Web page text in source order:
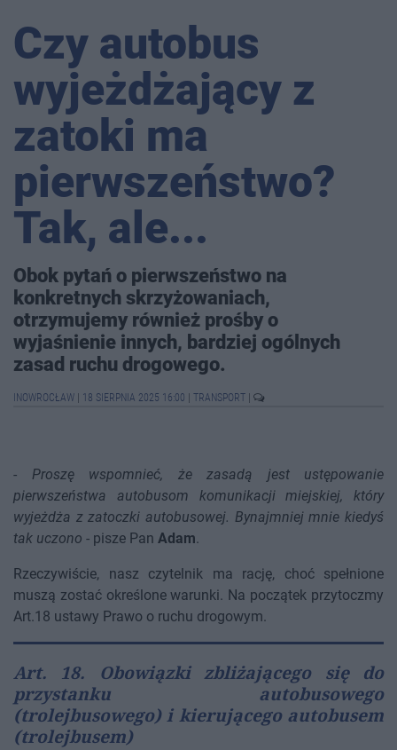
Czy autobus
wyjeżdżający z
zatoki ma
pierwszeństwo?
Tak, ale...
Obok pytań o pierwszeństwo na
konkretnych skrzyżowaniach,
otrzymujemy również prośby o
wyjaśnienie innych, bardziej ogólnych
zasad ruchu drogowego.
INOWROCŁAW 18 SIERPNIA 2025 16:00 TRANSPORT
- Proszę wspomnieć, że zasadą jest ustępowanie
pierwszeństwa autobusom komunikacji miejskiej, który
wyjeżdża z zatoczki autobusowej. Bynajmniej mnie kiedyś
tak uczono - pisze Pan Adam.
Rzeczywiście, nasz czytelnik ma rację, choć spełnione
muszą zostać określone warunki. Na początek przytoczmy
Art.18 ustawy Prawo o ruchu drogowym.
Art. 18. Obowiązki zbliżającego się do
przystanku autobusowego
(trolejbusowego) i kierującego autobusem
(trolejbusem)